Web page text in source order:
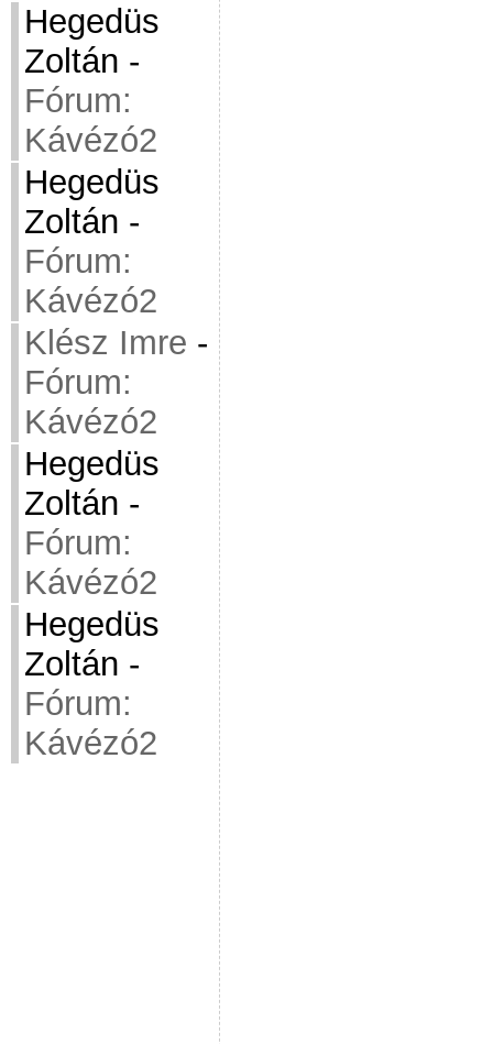
Hegedüs
Zoltán -
Fórum:
Kávézó2
Hegedüs
Zoltán -
Fórum:
Kávézó2
Klész Imre -
Fórum:
Kávézó2
Hegedüs
Zoltán -
Fórum:
Kávézó2
Hegedüs
Zoltán -
Fórum:
Kávézó2